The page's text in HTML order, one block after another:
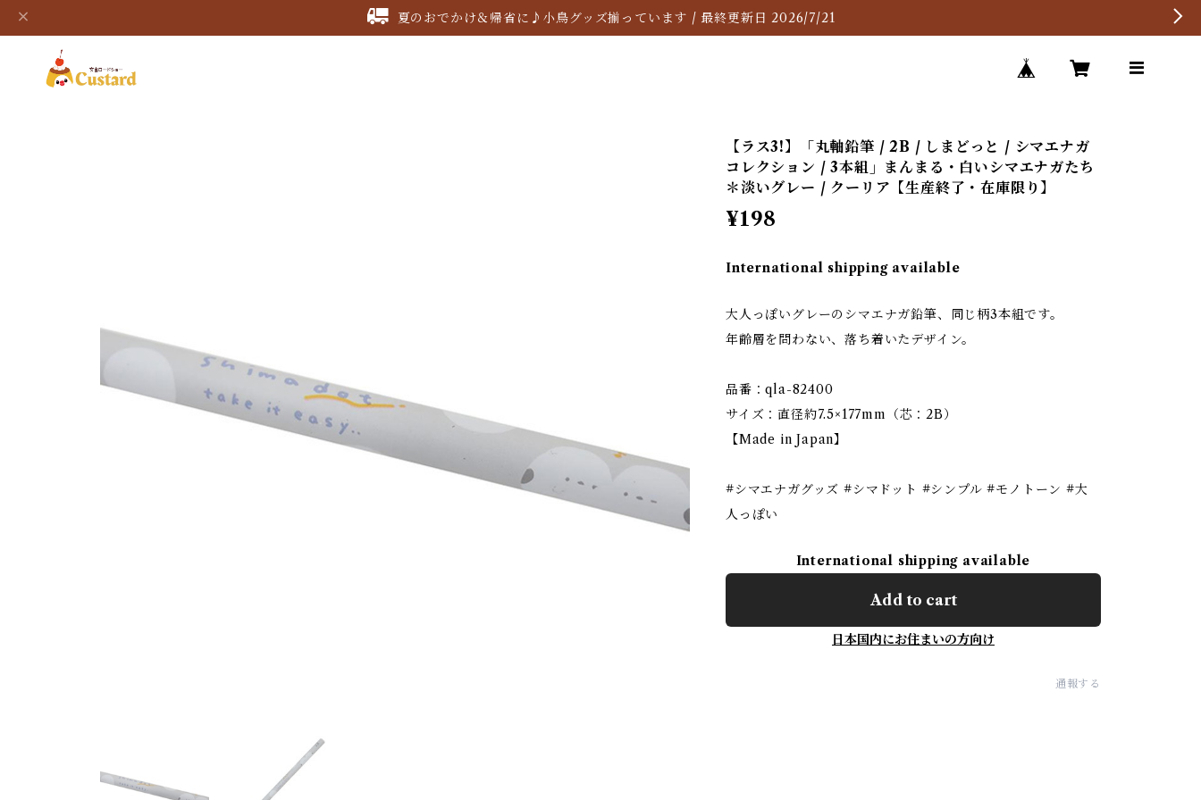
夏のおでかけ＆帰省に♪小鳥グッズ揃っています / 最終更新日 2026/7/21
【ラス3!】「丸軸鉛筆 / 2B / しまどっと / シマエナガ
コレクション / 3本組」まんまる・白いシマエナガたち
＊淡いグレー / クーリア【生産終了・在庫限り】
¥198
International shipping available
大人っぽいグレーのシマエナガ鉛筆、同じ柄3本組です。
年齢層を問わない、落ち着いたデザイン。
品番：qla-82400
サイズ：直径約7.5×177mm（芯：2B）
【Made in Japan】
#シマエナガグッズ #シマドット #シンプル #モノトーン #大
人っぽい
International shipping available
Add to cart
日本国内にお住まいの方向け
通報する